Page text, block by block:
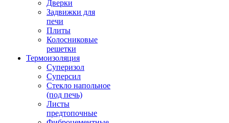
Дверки
Задвижки для
печи
Плиты
Колосниковые
решетки
Термоизоляция
Суперизол
Суперсил
Стекло напольное
(под печь)
Листы
предтопочные